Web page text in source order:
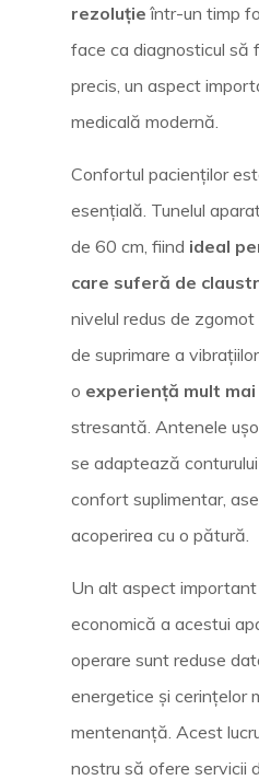
rezoluție într-un timp
face ca diagnosticul să
precis, un aspect
medicală modernă.
Confortul pacienților
esențială. Tunelul
de 60 cm, fiind ideal
care suferă de
nivelul redus de
de suprimare a
o experiență mult
stresantă. Antenele
se adaptează
confort suplimentar,
acoperirea cu o pătură.
Un alt aspect
economică a acestui
operare sunt reduse
energetice și cerințelor
mentenanță. Acest
nostru să ofere servicii